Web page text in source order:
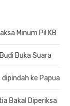
Minum Pil KB
Buka Suara
ke Papua
Bakal Diperiksa